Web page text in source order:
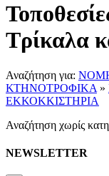
Τρίκαλα
Αναζήτηση για:
ΚΤΗΝΟΤΡΟΦΙΚΑ »
ΕΚΚΟΚΚΙΣΤΗΡΙΑ
Αναζήτηση χωρίς
NEWSLETTER